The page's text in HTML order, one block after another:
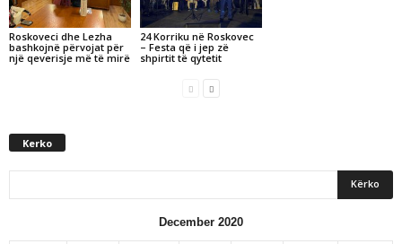
Roskoveci dhe Lezha
bashkojnë përvojat për
një qeverisje më të mirë
24 Korriku në Roskovec
– Festa që i jep zë
shpirtit të qytetit
Kerko
December 2020